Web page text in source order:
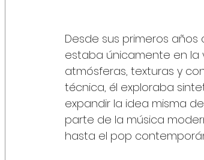
Desde sus primeros años
estaba únicamente en la
atmósferas, texturas y
técnica, él exploraba
expandir la idea misma
parte de la música
hasta el pop